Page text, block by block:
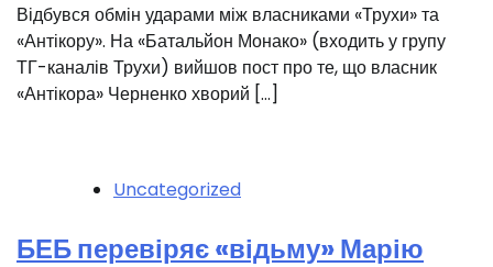
Відбувся обмін ударами між власниками «Трухи» та
«Антікору». На «Батальйон Монако» (входить у групу
ТГ-каналів Трухи) вийшов пост про те, що власник
«Антікора» Черненко хворий […]
Uncategorized
БЕБ перевіряє «відьму» Марію